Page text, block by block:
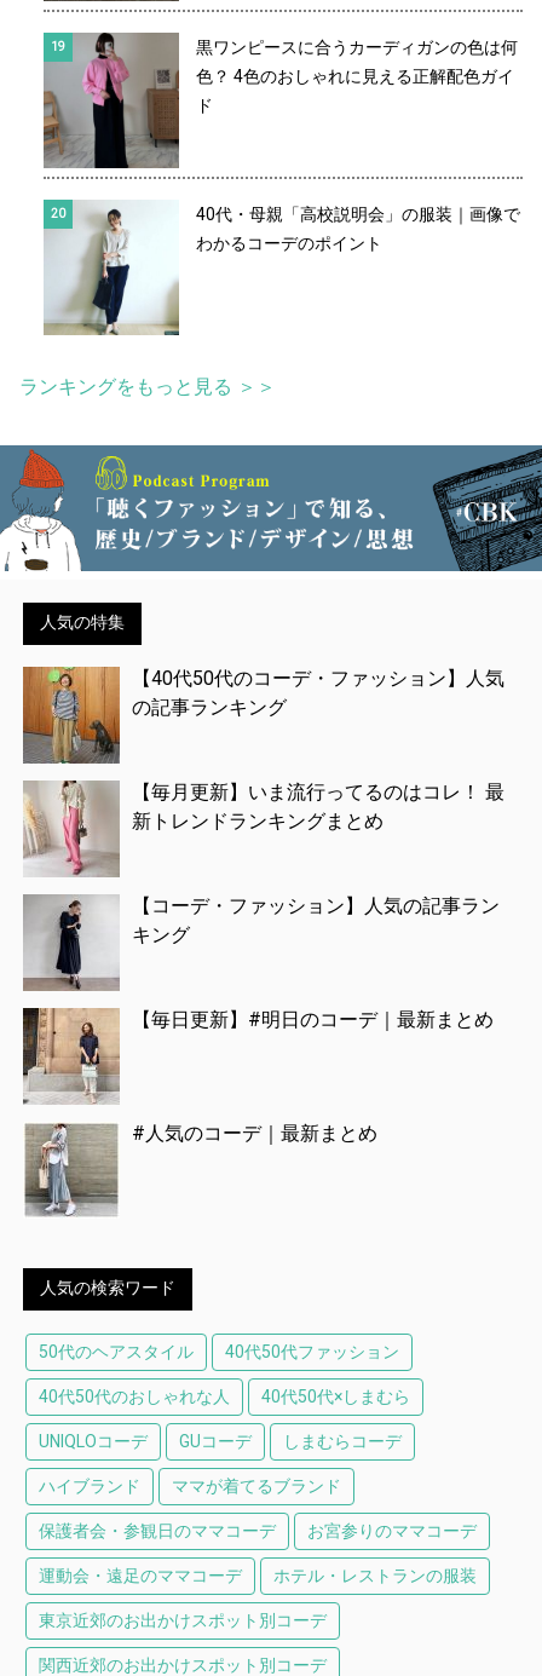
黒ワンピースに合うカーディガンの色は何
色？ 4色のおしゃれに見える正解配色ガイ
ド
40代・母親「高校説明会」の服装｜画像で
わかるコーデのポイント
ランキングをもっと見る ＞＞
人気の特集
【40代50代のコーデ・ファッション】人気
の記事ランキング
【毎月更新】いま流行ってるのはコレ！ 最
新トレンドランキングまとめ
【コーデ・ファッション】人気の記事ラン
キング
【毎日更新】#明日のコーデ｜最新まとめ
#人気のコーデ｜最新まとめ
人気の検索ワード
50代のヘアスタイル 40代50代ファッション
40代50代のおしゃれな人 40代50代×しまむら
UNIQLOコーデ GUコーデ しまむらコーデ
ハイブランド ママが着てるブランド
保護者会・参観日のママコーデ お宮参りのママコーデ
運動会・遠足のママコーデ ホテル・レストランの服装
東京近郊のお出かけスポット別コーデ
関西近郊のお出かけスポット別コーデ